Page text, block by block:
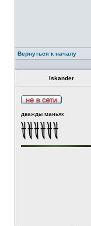
Вернуться к началу
Iskander
дважды маньяк